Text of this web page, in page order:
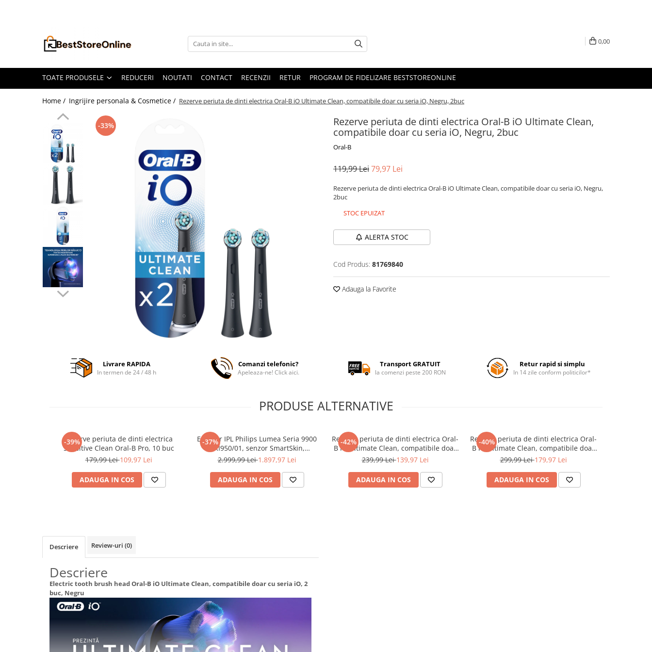
Accesorii aparate climatizare
Accesorii si Piese Aspiratoare
Aspiratoare Universale
iRobot Roomba
Karcher Parkside
Tefal Rowenta X-Force Flex
Xiaomi Roborock
Accesorii auto interioare
Aspiratoare Auto
Produse Cosmetica Auto
Casa, Gradina & Bricolaj
Accesorii mese si scaune
Maturi, mopuri si galeti
Organizare si depozitare
Termometre bucatarie
Uscatoare Rufe
Veioze si Lampi
Console, Jocuri & Accesorii
Electrocasnice & Climatizare
Aparate de vidat
Fiare, statii & aparate de calcat cu
0,00
TOATE PRODUSELE REDUCERI NOUTATI CONTACT RECENZII RETUR PROGRAM DE FIDELIZARE BESTSTOREONLINE
Home / Ingrijire personala & Cosmetice / Rezerve periuta de dinti electrica Oral-B iO Ultimate Clean, compatibile doar cu seria iO, Negru, 2buc
Rezerve periuta de dinti electrica Oral-B iO Ultimate Clean,
compatibile doar cu seria iO, Negru, 2buc
Oral-B
-33%
119,99 Lei79,97 Lei
Rezerve periuta de dinti electrica Oral-B iO Ultimate Clean, compatibile doar cu seria iO, Negru,
2buc
STOC EPUIZAT
ALERTA STOC
Cod Produs: 81769840
Adauga la Favorite
Livrare RAPIDA
In termen de 24 / 48 h
Comanzi telefonic?
Apeleaza-ne! Click aici.
Transport GRATUIT
la comenzi peste 200 RON
Retur rapid si simplu
In 14 zile conform politicilor*
PRODUSE ALTERNATIVE
-39%
Rezerve periuta de dinti electrica
Sensitive Clean Oral-B Pro, 10 buc
179,99 Lei109,97 Lei
ADAUGA IN COS
-37%
Epilator IPL Philips Lumea Seria 9900
BRI950/01, senzor SmartSkin,
conectare la aplicatia cu functia Skin
impusuri, accesorii: fata, corp, Rose
Gold/Alb
2.999,99 Lei1.897,97 Lei
ADAUGA IN COS
-42%
Rezerve periuta de dinti electrica Oral-
B iO Ultimate Clean, compatibile doar
cu seria iO, Negru, 6 buc
239,99 Lei139,97 Lei
ADAUGA IN COS
-40%
Rezerve periuta de dinti electrica Oral-
B iO Ultimate Clean, compatibile doar
cu seria iO, Negru, 8 buc
299,99 Lei179,97 Lei
ADAUGA IN COS
Descriere Review-uri (0)
Descriere
Electric tooth brush head Oral-B iO Ultimate Clean, compatibile doar cu seria iO, 2
buc, Negru